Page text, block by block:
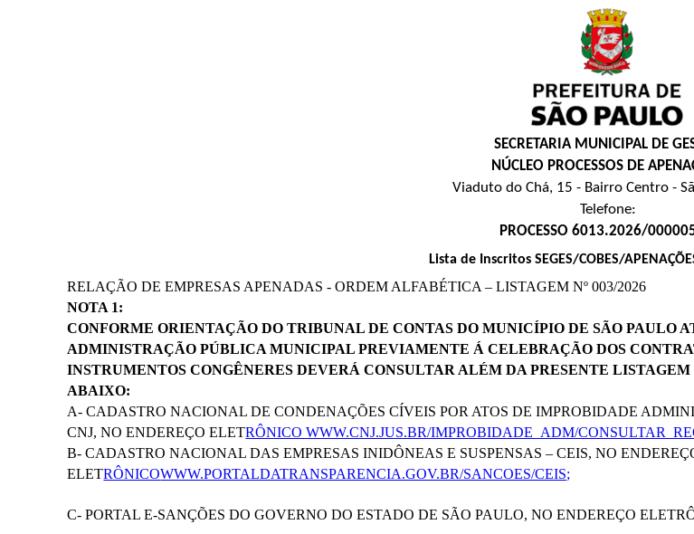
SECRETARIA MUNICIPAL DE
NÚCLEO PROCESSOS DE
Viaduto do Chá, 15 - Bairro Centro -
Telefone:
PROCESSO 6013.2026/
Lista de Inscritos SEGES/COBES/
RELAÇÃO DE EMPRESAS APENADAS - ORDEM ALFABÉTICA – LISTAGEM Nº 003/2026
NOTA 1:
CONFORME ORIENTAÇÃO DO TRIBUNAL DE CONTAS DO MUNICÍPIO DE SÃO PAULO
ADMINISTRAÇÃO PÚBLICA MUNICIPAL PREVIAMENTE Á CELEBRAÇÃO DOS
INSTRUMENTOS CONGÊNERES DEVERÁ CONSULTAR ALÉM DA PRESENTE
ABAIXO:
A- CADASTRO NACIONAL DE CONDENAÇÕES CÍVEIS POR ATOS DE IMPROBIDADE
CNJ, NO ENDEREÇO ELETRÔNICO WWW.CNJ.JUS.BR/IMPROBIDADE_ADM/
B- CADASTRO NACIONAL DAS EMPRESAS INIDÔNEAS E SUSPENSAS – CEIS, NO
ELETRÔNICOWWW.PORTALDATRANSPARENCIA.GOV.BR/SANCOES/CEIS;
C- PORTAL E-SANÇÕES DO GOVERNO DO ESTADO DE SÃO PAULO, NO ENDEREÇO